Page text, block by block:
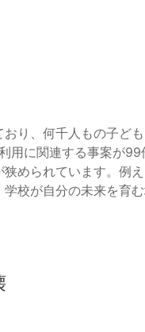
り、何千人もの子ど
用に関連する事案が
められています。例
校が自分の未来を育